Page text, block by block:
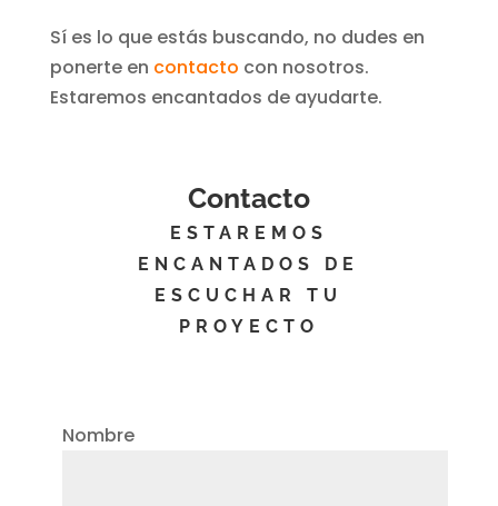
Sí es lo que estás buscando, no dudes en
ponerte en contacto con nosotros.
Estaremos encantados de ayudarte.
Contacto
ESTAREMOS
ENCANTADOS DE
ESCUCHAR TU
PROYECTO
Nombre